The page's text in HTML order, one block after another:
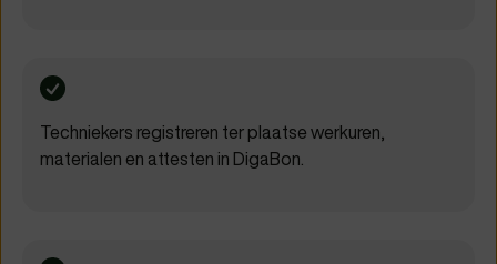
Techniekers registreren ter plaatse werkuren,
materialen en attesten in DigaBon.